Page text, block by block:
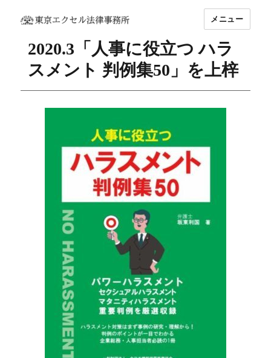
坂東 利国｜東京エクセル法律事務所
メニュー
2020.3「人事に役立つ ハラ
スメント 判例集50」を上梓